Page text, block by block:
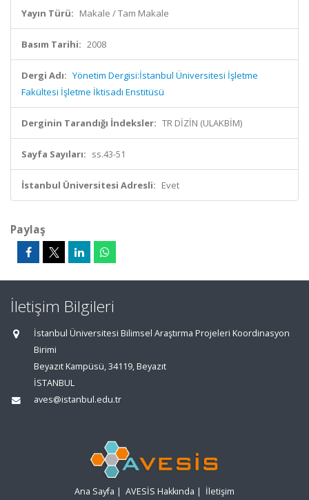
Yayın Türü: Makale / Tam Makale
Basım Tarihi: 2008
Dergi Adı: Yönetim Dergisi:İstanbul Üniversitesi İşletme
Fakültesi İşletme İktisadı Enstitüsü
Derginin Tarandığı İndeksler: TR DİZİN (ULAKBİM)
Sayfa Sayıları: ss.43-51
İstanbul Üniversitesi Adresli: Evet
Paylaş
İletişim Bilgileri
İstanbul Üniversitesi Bilimsel Araştırma Projeleri Koordinasyon
Birimi
Beyazıt Kampüsü, 34119, Beyazıt
İSTANBUL
aves@istanbul.edu.tr
Ana Sayfa | AVESİS Hakkında | İletişim